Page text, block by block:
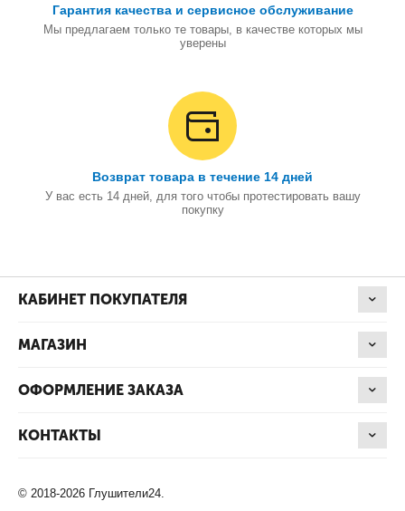
Гарантия качества и сервисное обслуживание
Мы предлагаем только те товары, в качестве которых мы
уверены
Возврат товара в течение 14 дней
У вас есть 14 дней, для того чтобы протестировать вашу
покупку
КАБИНЕТ ПОКУПАТЕЛЯ
МАГАЗИН
ОФОРМЛЕНИЕ ЗАКАЗА
КОНТАКТЫ
© 2018-2026 Глушители24.